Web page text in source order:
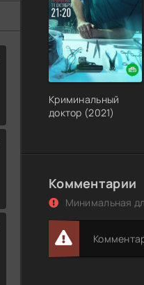
Криминальный
доктор (2021)
Комментарии
Минимальная